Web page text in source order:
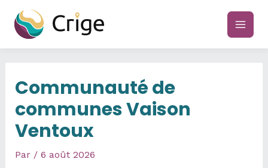
contenu
main
Communauté de
communes Vaison
Ventoux
Par / 6 août 2026